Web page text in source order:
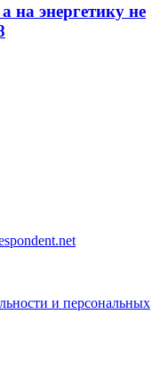
энергетику не
и персональных